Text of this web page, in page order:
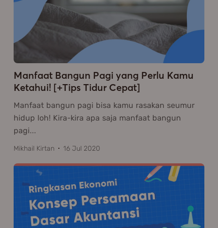
Manfaat Bangun Pagi yang Perlu Kamu
Ketahui! [+Tips Tidur Cepat]
Manfaat bangun pagi bisa kamu rasakan seumur
hidup loh! Kira-kira apa saja manfaat bangun
pagi…
Mikhail Kirtan 16 Jul 2020